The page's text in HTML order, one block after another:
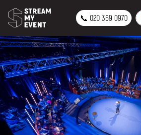
📞 020 369 0970